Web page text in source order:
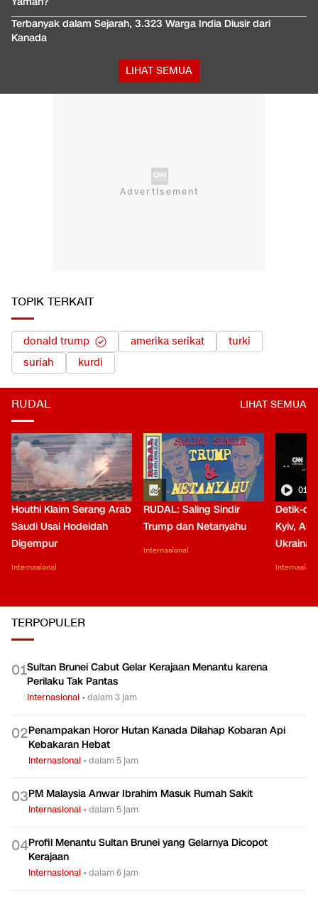
Terbanyak dalam Sejarah, 3.323 Warga India Diusir dari
Kanada
LIHAT SEMUA
TOPIK TERKAIT
donald trump amerika serikat
turki
suriah
kurdi
RUDAL LIHAT SEMUA
Houthi Klaim Serang Arab
Saudi Usai Hodeidah
Digempur
Internasional
RUDAL: Saling Sindir
Trump dan Netanyahu
Internasional
Detik-
Kyiv,
Ukraina
TERPOPULER
01Sultan Brunei Cabut Gelar Kerajaan Menantu karena
Perilaku Tak Pantas
Internasional •dalam 3 jam
02Penampakan Horor Hutan Kanada Dilahap Kobaran Api
Kebakaran Hebat
Internasional •dalam 5 jam
03PM Malaysia Anwar Ibrahim Masuk Rumah Sakit
Internasional •dalam 5 jam
04Profil Menantu Sultan Brunei yang Gelarnya Dicopot
Kerajaan
Internasional •dalam 6 jam